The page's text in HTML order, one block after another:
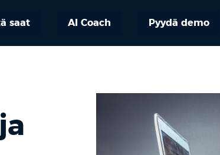
saat AI Coach Pyydä demo